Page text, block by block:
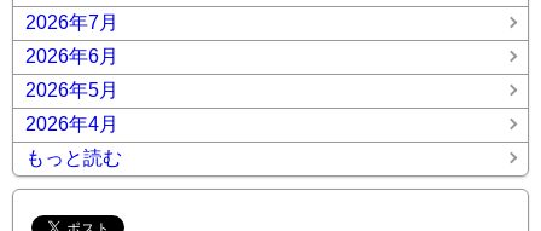
2026年7月
2026年6月
2026年5月
2026年4月
もっと読む